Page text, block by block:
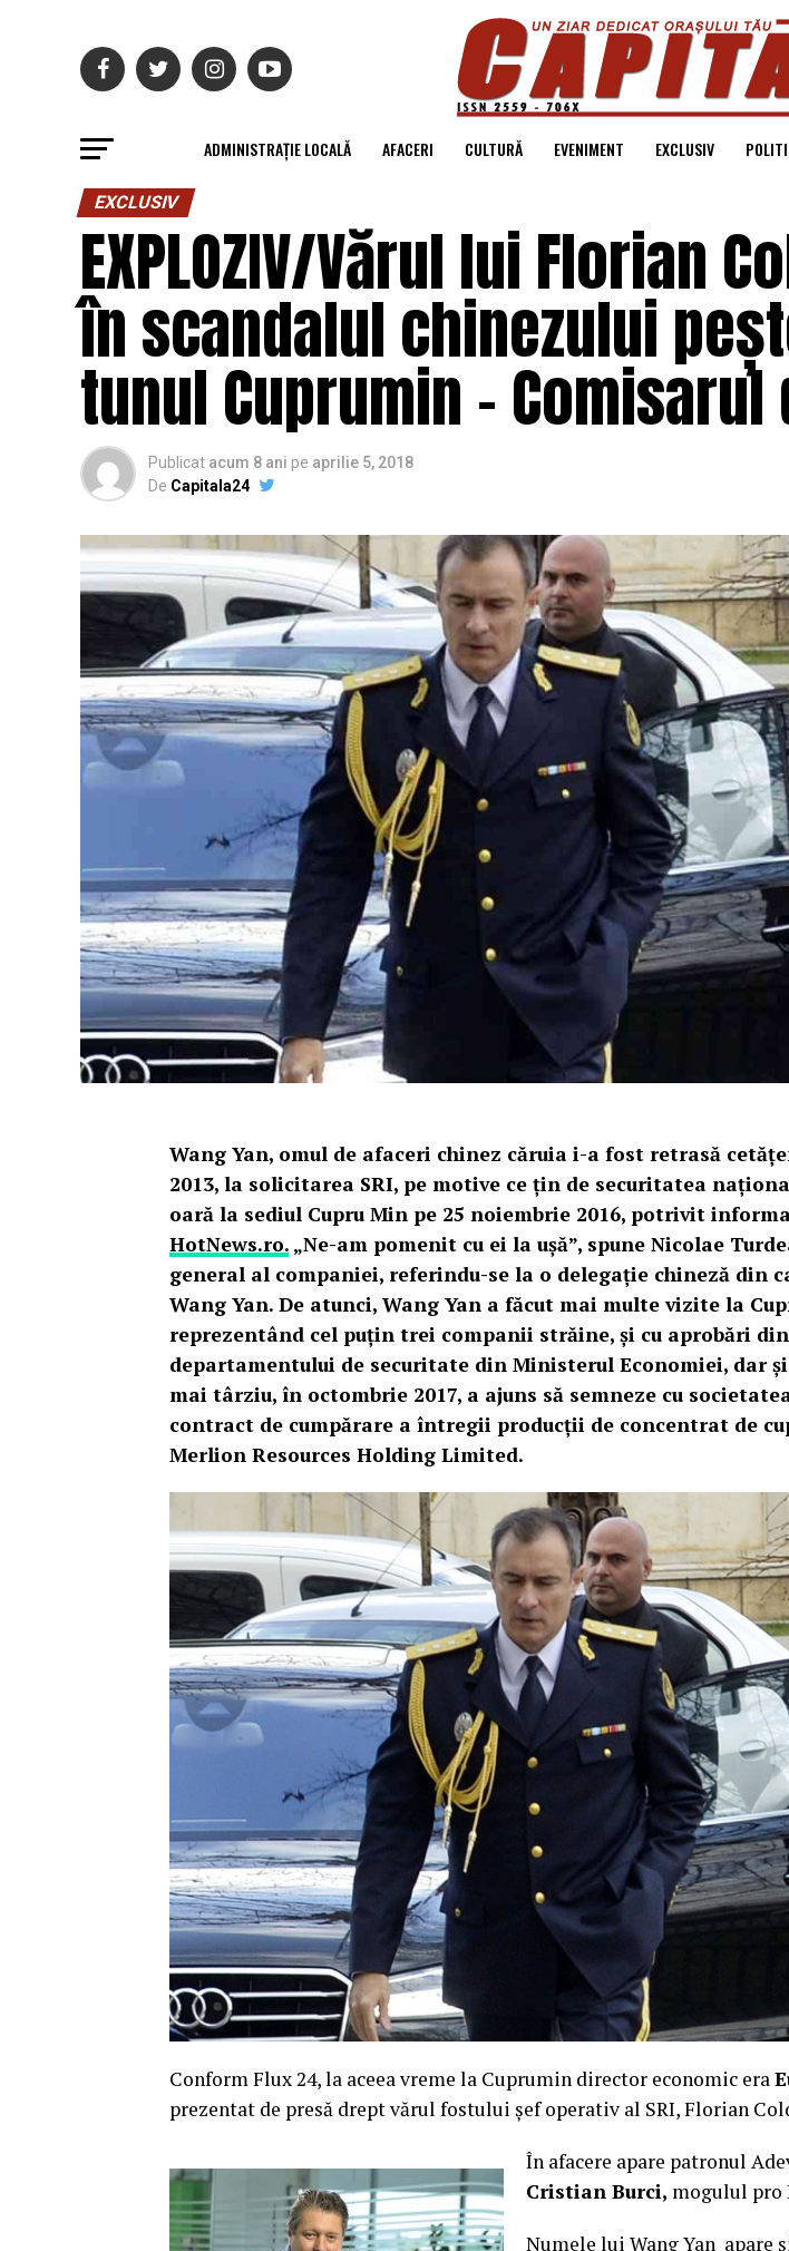
ADMINISTRAȚIE LOCALĂ AFACERI CULTURĂ EVENIMENT EXCLUSIV
EXCLUSIV
EXPLOZIV/Vărul lui Florian
în scandalul chinezului
tunul Cuprumin – Comisarul
Publicat acum 8 ani pe aprilie 5, 2018
De Capitala24
Wang Yan, omul de afaceri chinez căruia i-a fost retrasă
2013, la solicitarea SRI, pe motive ce ţin de securitatea
oară la sediul Cupru Min pe 25 noiembrie 2016, potrivit
HotNews.ro. „Ne-am pomenit cu ei la ușă”, spune Nicolae
general al companiei, referindu-se la o delegație chineză din
Wang Yan. De atunci, Wang Yan a făcut mai multe vizite la
reprezentând cel puțin trei companii străine, și cu aprobări
departamentului de securitate din Ministerul Economiei, dar
mai târziu, în octombrie 2017, a ajuns să semneze cu
contract de cumpărare a întregii producții de concentrat de
Merlion Resources Holding Limited.
Conform Flux 24, la aceea vreme la Cuprumin director economic era
prezentat de presă drept vărul fostului șef operativ al SRI, Florian
În afacere apare patronul
Cristian Burci, mogulul pro
Numele lui Wang Yan apare